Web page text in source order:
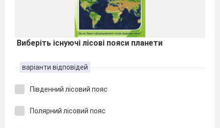
Виберіть існуючі лісові пояси планети
варіанти відповідей
Південний лісовий пояс
Полярний лісовий пояс